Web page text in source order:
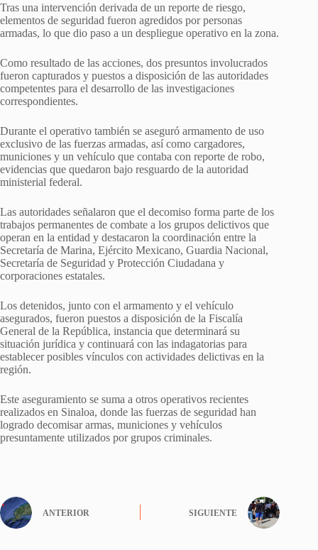
Tras una intervención derivada de un reporte de riesgo,
elementos de seguridad fueron agredidos por personas
armadas, lo que dio paso a un despliegue operativo en la zona.
Como resultado de las acciones, dos presuntos involucrados
fueron capturados y puestos a disposición de las autoridades
competentes para el desarrollo de las investigaciones
correspondientes.
Durante el operativo también se aseguró armamento de uso
exclusivo de las fuerzas armadas, así como cargadores,
municiones y un vehículo que contaba con reporte de robo,
evidencias que quedaron bajo resguardo de la autoridad
ministerial federal.
Las autoridades señalaron que el decomiso forma parte de los
trabajos permanentes de combate a los grupos delictivos que
operan en la entidad y destacaron la coordinación entre la
Secretaría de Marina, Ejército Mexicano, Guardia Nacional,
Secretaría de Seguridad y Protección Ciudadana y
corporaciones estatales.
Los detenidos, junto con el armamento y el vehículo
asegurados, fueron puestos a disposición de la Fiscalía
General de la República, instancia que determinará su
situación jurídica y continuará con las indagatorias para
establecer posibles vínculos con actividades delictivas en la
región.
Este aseguramiento se suma a otros operativos recientes
realizados en Sinaloa, donde las fuerzas de seguridad han
logrado decomisar armas, municiones y vehículos
presuntamente utilizados por grupos criminales.
ANTERIOR SIGUIENTE